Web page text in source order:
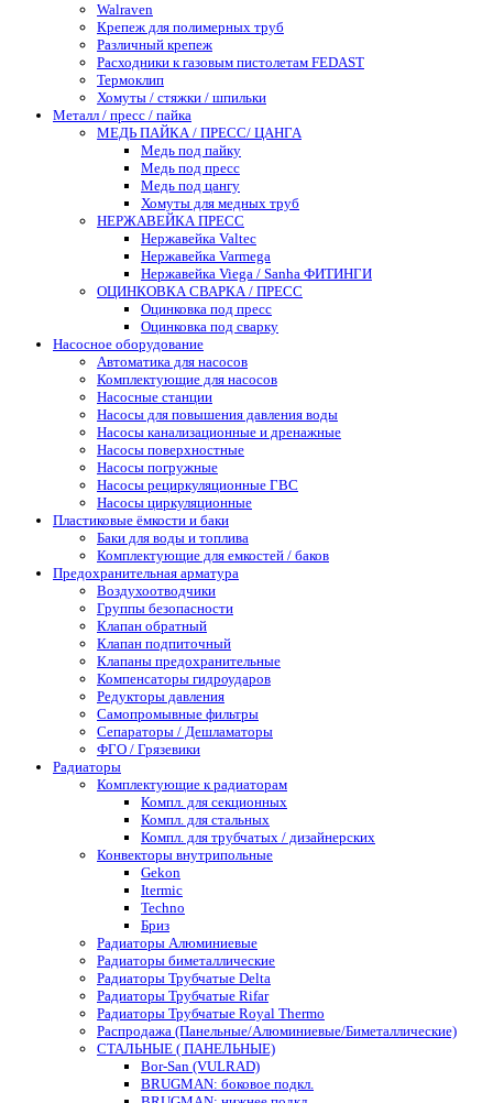
Walraven
Крепеж для полимерных труб
Различный крепеж
Расходники к газовым пистолетам FEDAST
Термоклип
Хомуты / стяжки / шпильки
Металл / пресс / пайка
МЕДЬ ПАЙКА / ПРЕСС/ ЦАНГА
Медь под пайку
Медь под пресс
Медь под цангу
Хомуты для медных труб
НЕРЖАВЕЙКА ПРЕСС
Нержавейка Valtec
Нержавейка Varmega
Нержавейка Viega / Sanha ФИТИНГИ
ОЦИНКОВКА СВАРКА / ПРЕСС
Оцинковка под пресс
Оцинковка под сварку
Насосное оборудование
Автоматика для насосов
Комплектующие для насосов
Насосные станции
Насосы для повышения давления воды
Насосы канализационные и дренажные
Насосы поверхностные
Насосы погружные
Насосы рециркуляционные ГВС
Насосы циркуляционные
Пластиковые ёмкости и баки
Баки для воды и топлива
Комплектующие для емкостей / баков
Предохранительная арматура
Воздухоотводчики
Группы безопасности
Клапан обратный
Клапан подпиточный
Клапаны предохранительные
Компенсаторы гидроударов
Редукторы давления
Самопромывные фильтры
Сепараторы / Дешламаторы
ФГО / Грязевики
Радиаторы
Комплектующие к радиаторам
Компл. для секционных
Компл. для стальных
Компл. для трубчатых / дизайнерских
Конвекторы внутрипольные
Gekon
Itermic
Techno
Бриз
Радиаторы Алюминиевые
Радиаторы биметаллические
Радиаторы Трубчатые Delta
Радиаторы Трубчатые Rifar
Радиаторы Трубчатые Royal Thermo
Распродажа (Панельные/Алюминиевые/Биметаллические)
СТАЛЬНЫЕ ( ПАНЕЛЬНЫЕ)
Bor-San (VULRAD)
BRUGMAN: боковое подкл.